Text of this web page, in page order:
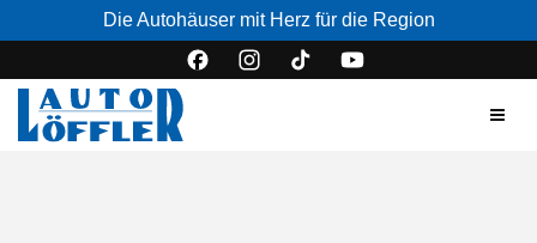
Die Autohäuser mit Herz für die Region